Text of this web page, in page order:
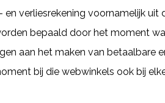
verliesrekening voornamelijk uit
bepaald door het moment
aan het maken van betaalbare
bij die webwinkels ook bij